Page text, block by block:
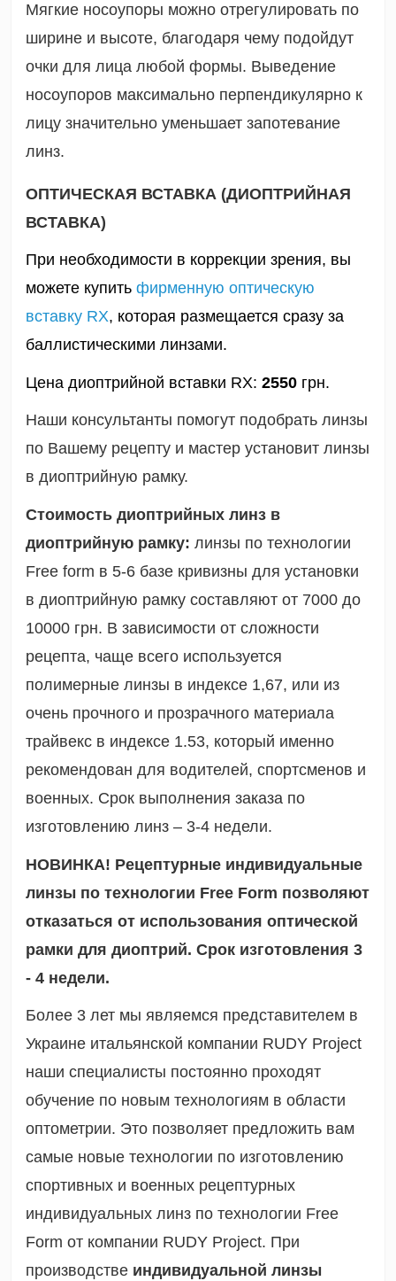
Мягкие носоупоры можно отрегулировать по
ширине и высоте, благодаря чему подойдут
очки для лица любой формы. Выведение
носоупоров максимально перпендикулярно к
лицу значительно уменьшает запотевание
линз.
ОПТИЧЕСКАЯ ВСТАВКА (ДИОПТРИЙНАЯ
ВСТАВКА)
При необходимости в коррекции зрения, вы
можете купить фирменную оптическую
вставку RX, которая размещается сразу за
баллистическими линзами.
Цена диоптрийной вставки RX: 2550 грн.
Наши консультанты помогут подобрать линзы
по Вашему рецепту и мастер установит линзы
в диоптрийную рамку.
Стоимость диоптрийных линз в
диоптрийную рамку: линзы по технологии
Free form в 5-6 базе кривизны для установки
в диоптрийную рамку составляют от 7000 до
10000 грн. В зависимости от сложности
рецепта, чаще всего используется
полимерные линзы в индексе 1,67, или из
очень прочного и прозрачного материала
трайвекс в индексе 1.53, который именно
рекомендован для водителей, спортсменов и
военных. Срок выполнения заказа по
изготовлению линз – 3-4 недели.
НОВИНКА! Рецептурные индивидуальные
линзы по технологии Free Form позволяют
отказаться от использования оптической
рамки для диоптрий. Срок изготовления 3
- 4 недели.
Более 3 лет мы являемся представителем в
Украине итальянской компании RUDY Project
наши специалисты постоянно проходят
обучение по новым технологиям в области
оптометрии. Это позволяет предложить вам
самые новые технологии по изготовлению
спортивных и военных рецептурных
индивидуальных линз по технологии Free
Form от компании RUDY Project. При
производстве индивидуальной линзы